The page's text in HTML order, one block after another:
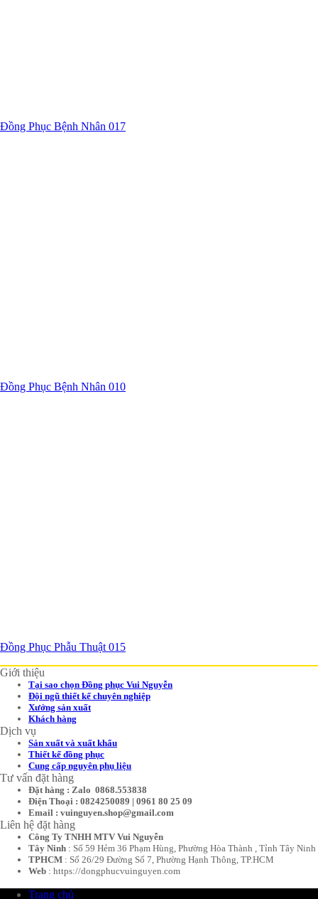
Đồng Phục Bệnh Nhân 017
Đồng Phục Bệnh Nhân 010
Đồng Phục Phẫu Thuật 015
Giới thiệu
Tại sao chọn Đồng phục Vui Nguyễn
Đội ngũ thiết kế chuyên nghiệp
Xưởng sản xuất
Khách hàng
Dịch vụ
Sản xuất và xuất khẩu
Thiết kế đồng phục
Cung cấp nguyên phụ liệu
Tư vấn đặt hàng
Đặt hàng : Zalo 0868.553838
Điện Thoại : 0824250089 | 0961 80 25 09
Email : vuinguyen.shop@gmail.com
Liên hệ đặt hàng
Công Ty TNHH MTV Vui Nguyễn
Tây Ninh : Số 59 Hẻm 36 Phạm Hùng, Phường Hòa Thành , Tỉnh Tây Ninh
TPHCM : Số 26/29 Đường Số 7, Phường Hạnh Thông, TP.HCM
Web : https://dongphucvuinguyen.com
Trang chủ